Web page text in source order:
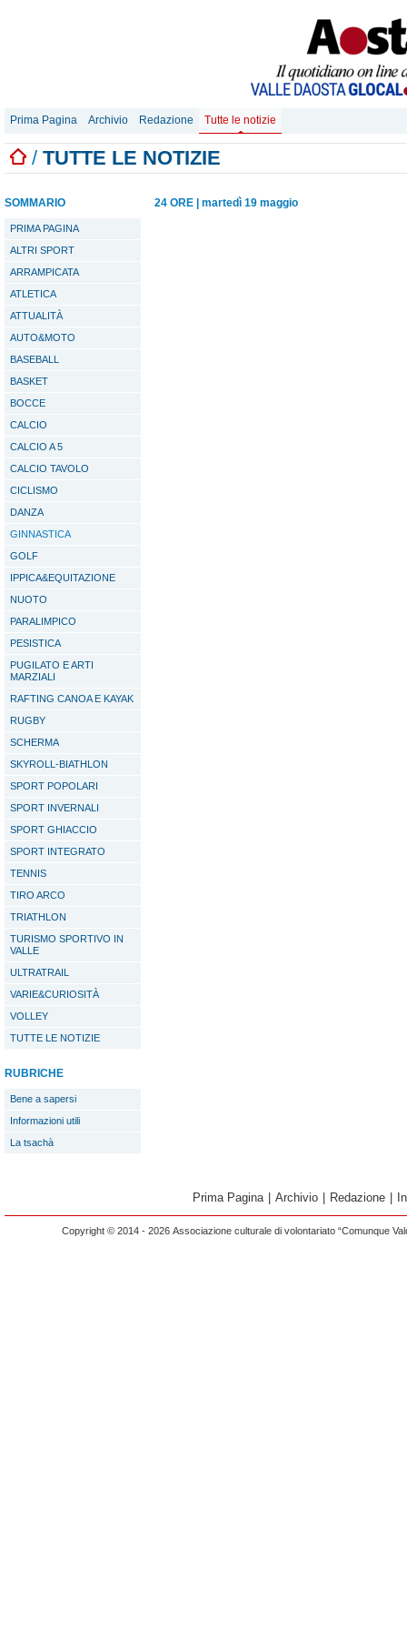
Prima Pagina Archivio Redazione Tutte le notizie
/ TUTTE LE NOTIZIE
SOMMARIO
PRIMA PAGINA
ALTRI SPORT
ARRAMPICATA
ATLETICA
ATTUALITÀ
AUTO&MOTO
BASEBALL
BASKET
BOCCE
CALCIO
CALCIO A 5
CALCIO TAVOLO
CICLISMO
DANZA
GINNASTICA
GOLF
IPPICA&EQUITAZIONE
NUOTO
PARALIMPICO
PESISTICA
PUGILATO E ARTI
MARZIALI
RAFTING CANOA E KAYAK
RUGBY
SCHERMA
SKYROLL-BIATHLON
SPORT POPOLARI
SPORT INVERNALI
SPORT GHIACCIO
SPORT INTEGRATO
TENNIS
TIRO ARCO
TRIATHLON
TURISMO SPORTIVO IN
VALLE
ULTRATRAIL
VARIE&CURIOSITÀ
VOLLEY
TUTTE LE NOTIZIE
RUBRICHE
Bene a sapersi
Informazioni utili
La tsachà
24 ORE martedì 19 maggio
Prima Pagina Archivio Redazione
Copyright © 2014 - 2026 Associazione culturale di volontariato “Comunque